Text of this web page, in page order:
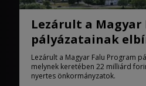
Lezárult a Magyar
pályázatainak
Lezárult a Magyar Falu Program
melynek keretében 22 milliárd
nyertes önkormányzatok.